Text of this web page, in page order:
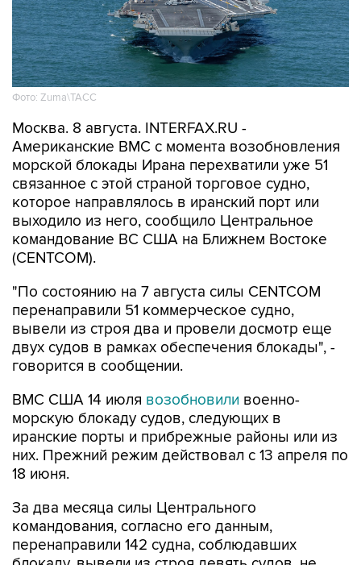
Фото: Zuma\ТАСС
Москва. 8 августа. INTERFAX.RU -
Американские ВМС с момента возобновления
морской блокады Ирана перехватили уже 51
связанное с этой страной торговое судно,
которое направлялось в иранский порт или
выходило из него, сообщило Центральное
командование ВС США на Ближнем Востоке
(CENTCOM).
"По состоянию на 7 августа силы CENTCOM
перенаправили 51 коммерческое судно,
вывели из строя два и провели досмотр еще
двух судов в рамках обеспечения блокады", -
говорится в сообщении.
ВМС США 14 июля возобновили военно-
морскую блокаду судов, следующих в
иранские порты и прибрежные районы или из
них. Прежний режим действовал с 13 апреля по
18 июня.
За два месяца силы Центрального
командования, согласно его данным,
перенаправили 142 судна, соблюдавших